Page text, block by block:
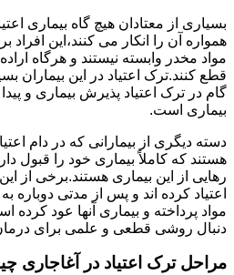
بسیاری از معتادان هیچ گاه بیماری
همواره آن را انکار می کنند،این افراد
مواد مخدر وابسته نیستند و هرگاه
قطع کنند.ترک اعتیاد در این بیماران
گام در ترک اعتیاد پذیرش بیماری و
بیماری است.
دسته دیگری از بیمارانی که در دام
هستند که کاملاً بیماری خود را قبول
رهایی از این بیماری هستند.برخی از
اعتیاد کرده اند و پس از مدتی
مواد پرداخته و بیماری آنها عود کرده
دنبال روشی قطعی و علمی برای
مراحل ترک اعتیاد در آغاجاری